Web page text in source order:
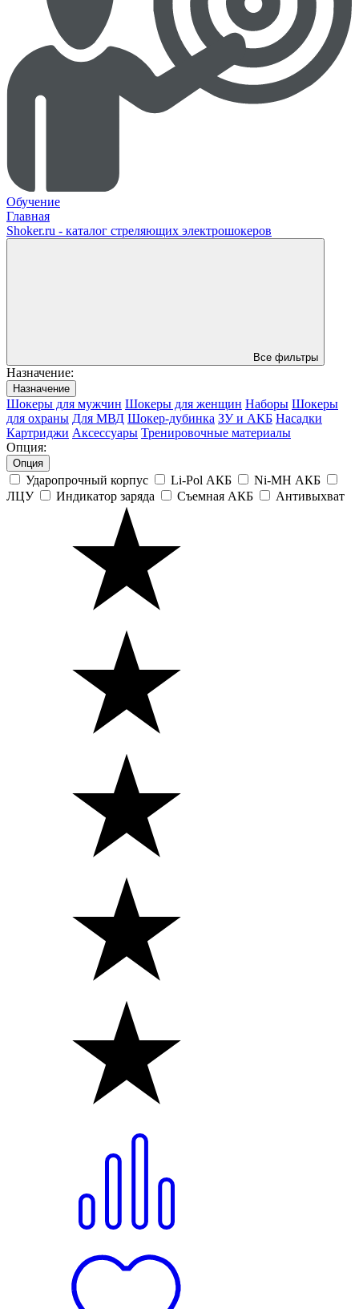
Обучение
Главная
Shoker.ru - каталог стреляющих электрошокеров
Все фильтры
Назначениe:
Назначениe
Шокеры для мужчин Шокеры для женщин Наборы Шокеры
для охраны Для МВД Шокер-дубинка ЗУ и АКБ Насадки
Картриджи Аксессуары Тренировочные материалы
Опция:
Опция
Ударопрочный корпус Li-Pol АКБ
Ni-MH АКБ
ЛЦУ
Индикатор заряда Съемная АКБ Антивыхват